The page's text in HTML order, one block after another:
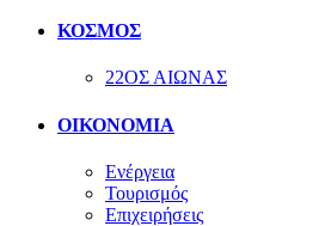
ΚΟΣΜΟΣ
22ΟΣ ΑΙΩΝΑΣ
ΟΙΚΟΝΟΜΙΑ
Ενέργεια
Τουρισμός
Επιχειρήσεις